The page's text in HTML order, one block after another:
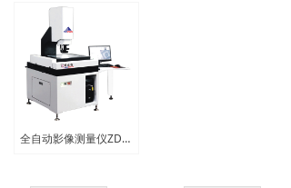
全自动影像测量仪ZD-4030CNC